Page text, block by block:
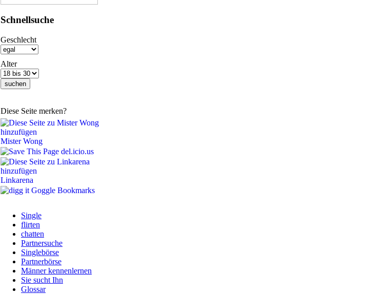
Schnellsuche
Geschlecht
Alter
Diese Seite merken?
Mister Wong
del.icio.us
Linkarena
Goggle Bookmarks
Single
flirten
chatten
Partnersuche
Singlebörse
Partnerbörse
Männer kennenlernen
Sie sucht Ihn
Glossar